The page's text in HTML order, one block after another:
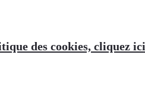
des cookies, cliquez